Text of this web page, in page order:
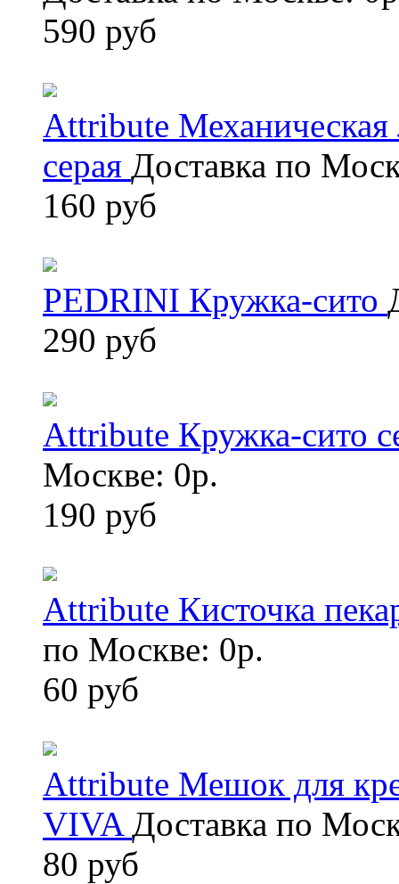
590 руб
Attribute
серая Доставка по
160 руб
PEDRINI Кружка-сито
290 руб
Attribute Кружка-сито
Москве: 0р.
190 руб
Attribute Кисточка
по Москве: 0р.
60 руб
Attribute Мешок для
VIVA Доставка по
80 руб